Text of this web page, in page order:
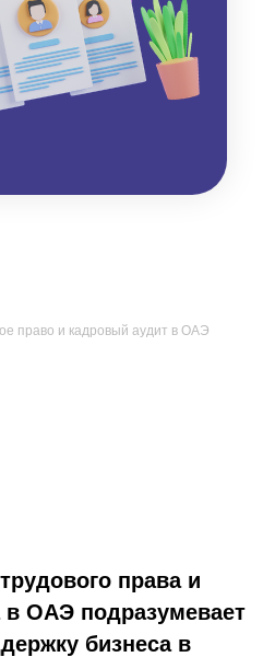
право и кадровый аудит в ОАЭ
права и
в ОАЭ подразумевает
бизнеса в